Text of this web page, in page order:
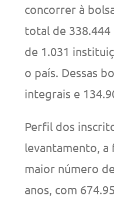
concorrer à
total de 338.444
de 1.031
o país. Dessas
integrais e
Perfil dos
levantamento, a
maior número
anos, com